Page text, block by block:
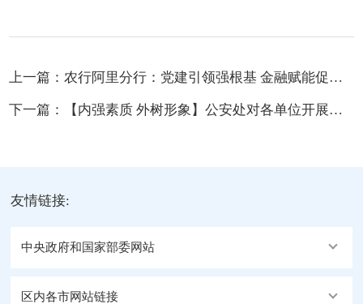
上一篇： 农行阿里分行：党建引领强根基 金融赋能促团结
下一篇： 【内强素质 外树形象】公安处对各单位开展突击检查
友情链接:
中央政府和国家部委网站
区内各市网站链接